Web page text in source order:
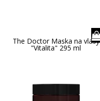
The Doctor Maska na vlasy
"Vitalita" 295 ml